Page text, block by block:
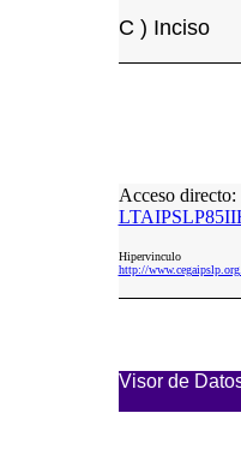
C ) Inciso
Acceso directo:
Hipervinculo
http://
Visor de